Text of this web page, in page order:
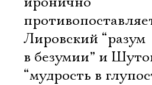
Лировский “разум
в безумии” и
“мудрость в